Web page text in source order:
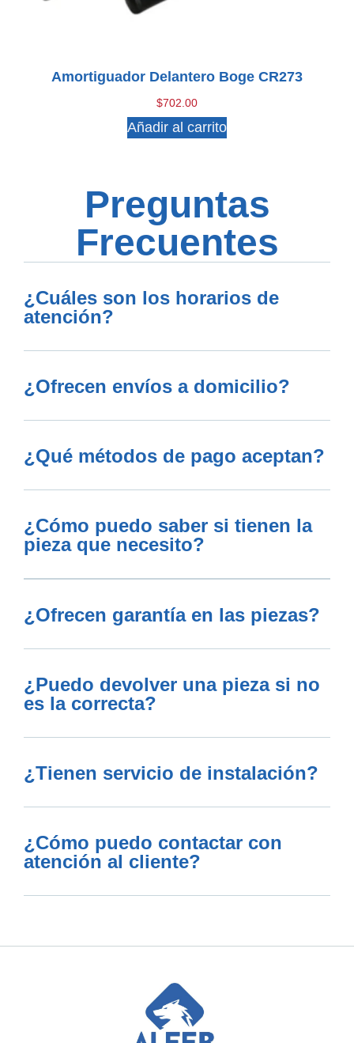
Amortiguador Delantero Boge CR273
$702.00
Añadir al carrito
Preguntas
Frecuentes
¿Cuáles son los horarios de
atención?
¿Ofrecen envíos a domicilio?
¿Qué métodos de pago aceptan?
¿Cómo puedo saber si tienen la
pieza que necesito?
¿Ofrecen garantía en las piezas?
¿Puedo devolver una pieza si no
es la correcta?
¿Tienen servicio de instalación?
¿Cómo puedo contactar con
atención al cliente?